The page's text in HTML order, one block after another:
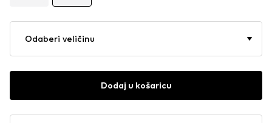
Odaberi veličinu
Dodaj u košaricu